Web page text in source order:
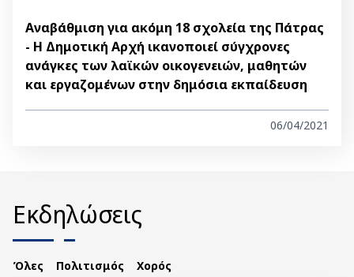
Αναβάθμιση για ακόμη 18 σχολεία της Πάτρας
- Η Δημοτική Αρχή ικανοποιεί σύγχρονες
ανάγκες των λαϊκών οικογενειών, μαθητών
και εργαζομένων στην δημόσια εκπαίδευση
06/04/2021
Εκδηλώσεις
Όλες Πολιτισμός Χορός